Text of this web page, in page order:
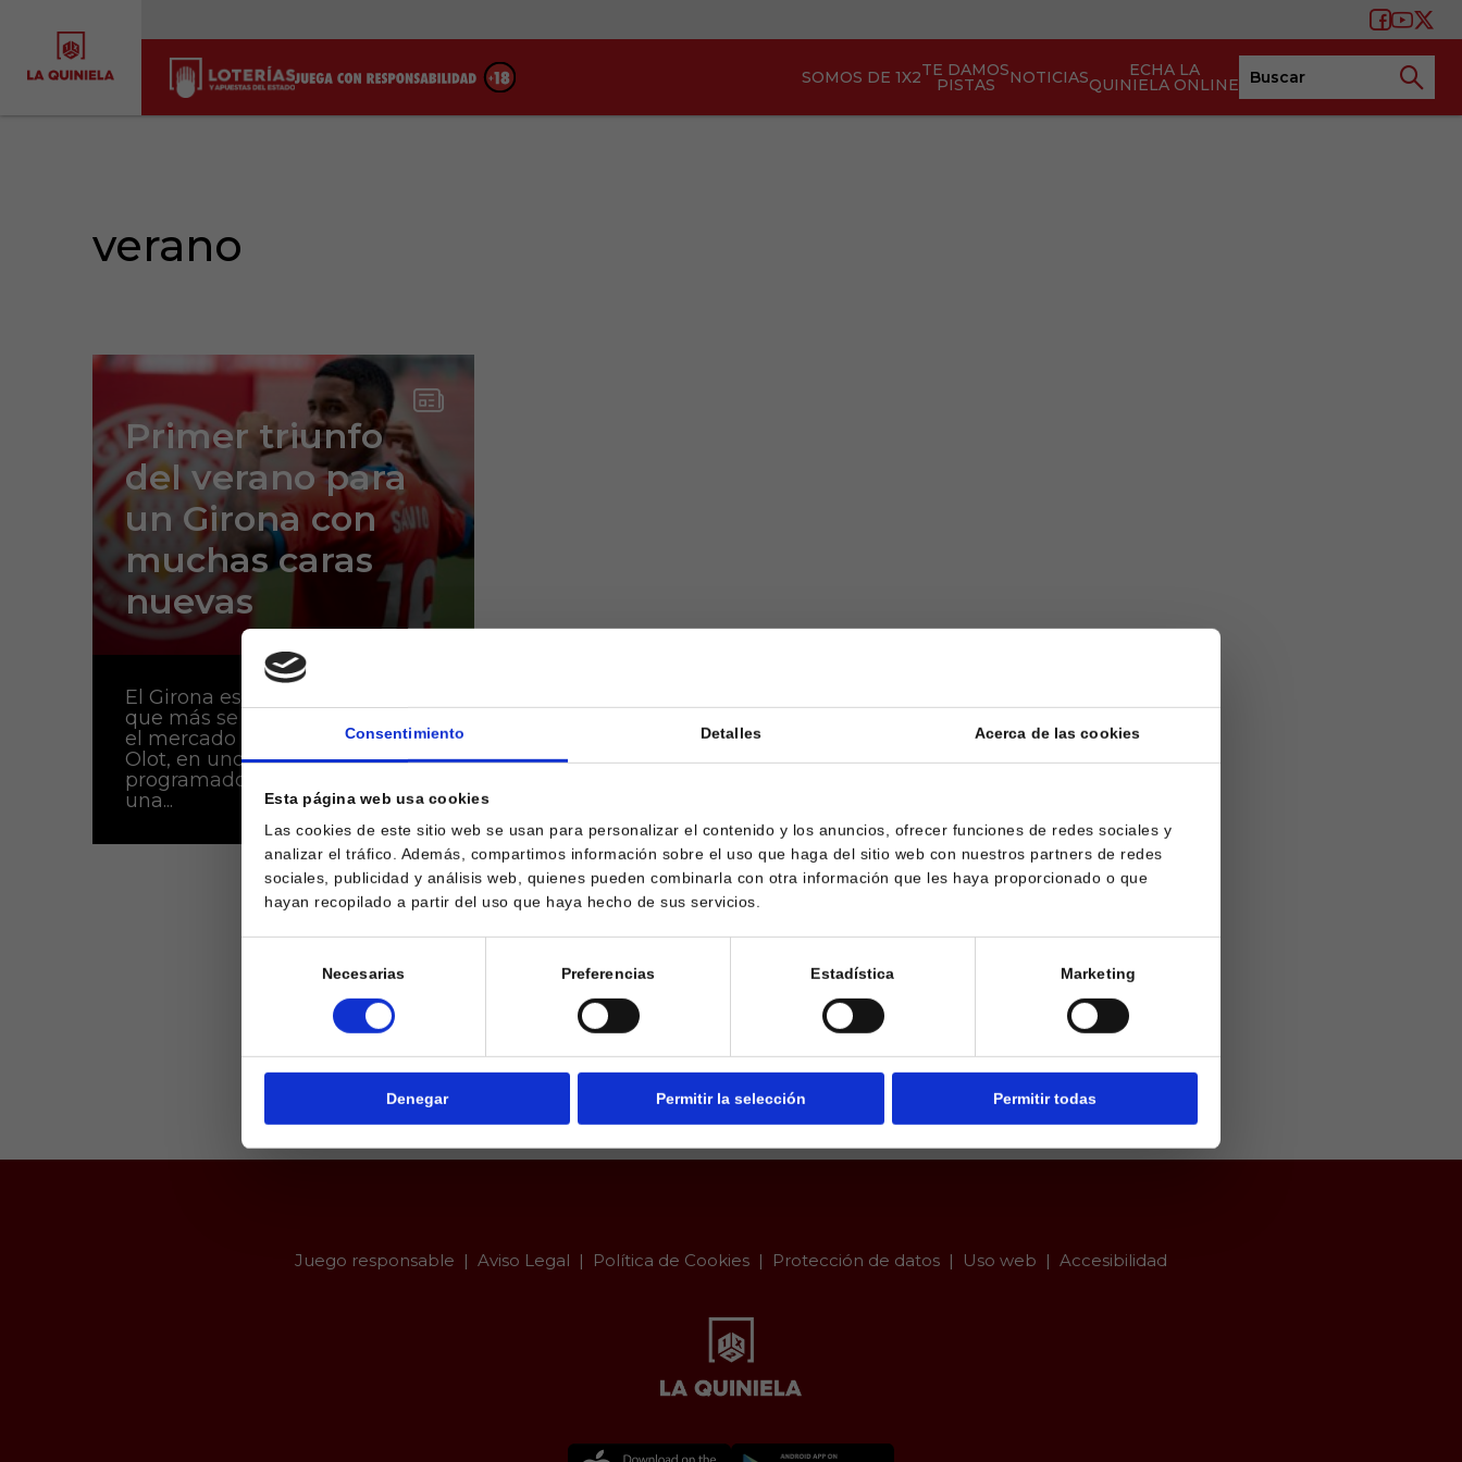
Consentimiento Detalles Acerca de las cookies
Esta página web usa cookies
Las cookies de este sitio web se usan para personalizar el contenido y los anuncios, ofrecer funciones de redes sociales y
analizar el tráfico. Además, compartimos información sobre el uso que haga del sitio web con nuestros partners de redes
sociales, publicidad y análisis web, quienes pueden combinarla con otra información que les haya proporcionado o que
hayan recopilado a partir del uso que haya hecho de sus servicios.
consentimiento
Necesarias Preferencias Estadística Marketing
Denegar Permitir la selección Permitir todas
SÍ, SOY MAYOR DE 18 AÑOS
Laquiniela.es es un sitio cuyo contenido está dirigido, única y exclusivamente a
mayores de edad. Para asegurar que a este sitio web solo accedan usuarios mayores
de edad, se incorpora un filtro de edad al que se debe responder con
SOMOS DE 1X2TE DAMOS
PISTAS NOTICIAS ECHA LA
QUINIELA ONLINE
verano
Primer triunfo
del verano para
un Girona con
muchas caras
nuevas
El Girona es uno de los equipos
que más se está moviendo en
el mercado estival y ante el
Olot, en uno de los amistosos
programados este verano, sumó
una...
Juego responsable Aviso Legal Política de Cookies Protección de datos Uso web Accesibilidad